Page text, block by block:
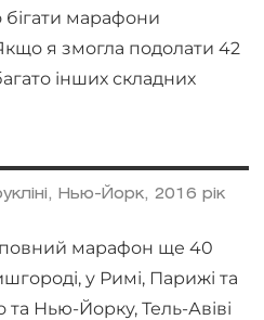
бігати марафони
я змогла подолати 42
інших складних
Нью-Йорк, 2016 рік
повний марафон ще 40
у Римі, Парижі та
та Нью-Йорку, Тель-Авіві